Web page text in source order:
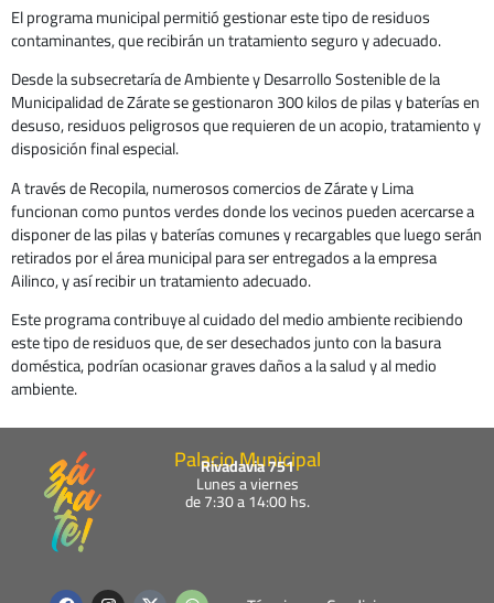
El programa municipal permitió gestionar este tipo de residuos
contaminantes, que recibirán un tratamiento seguro y adecuado.
Desde la subsecretaría de Ambiente y Desarrollo Sostenible de la
Municipalidad de Zárate se gestionaron 300 kilos de pilas y baterías en
desuso, residuos peligrosos que requieren de un acopio, tratamiento y
disposición final especial.
A través de Recopila, numerosos comercios de Zárate y Lima
funcionan como puntos verdes donde los vecinos pueden acercarse a
disponer de las pilas y baterías comunes y recargables que luego serán
retirados por el área municipal para ser entregados a la empresa
Ailinco, y así recibir un tratamiento adecuado.
Este programa contribuye al cuidado del medio ambiente recibiendo
este tipo de residuos que, de ser desechados junto con la basura
doméstica, podrían ocasionar graves daños a la salud y al medio
ambiente.
Palacio Municipal
Rivadavia 751
Lunes a viernes
de 7:30 a 14:00 hs.
F I W